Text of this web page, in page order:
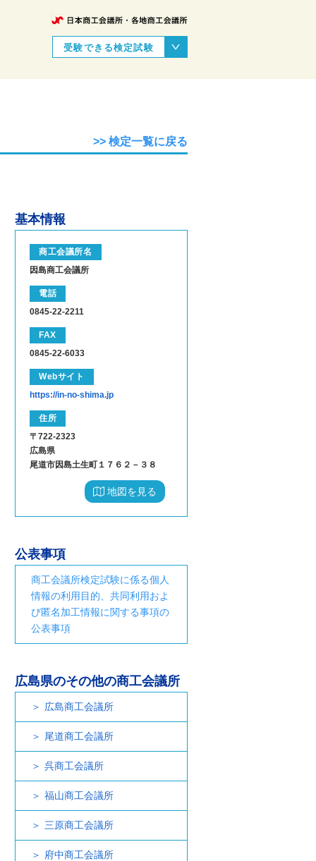
受験できる検定試験
>> 検定一覧に戻る
基本情報
商工会議所名
因島商工会議所
電話
0845-22-2211
FAX
0845-22-6033
Webサイト
https://in-no-shima.jp
住所
〒722-2323
広島県
尾道市因島土生町１７６２－３８
地図を見る
公表事項
商工会議所検定試験に係る個人
情報の利用目的、共同利用およ
び匿名加工情報に関する事項の
公表事項
広島県のその他の商工会議所
広島商工会議所
尾道商工会議所
呉商工会議所
福山商工会議所
三原商工会議所
府中商工会議所